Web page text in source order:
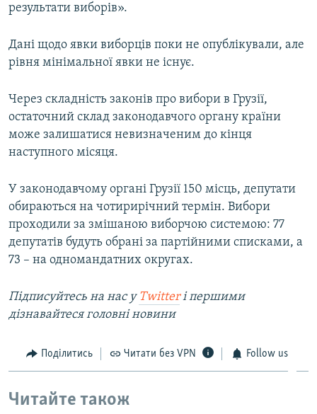
результати виборів».
Дані щодо явки виборців поки не опублікували, але
рівня мінімальної явки не існує.
Через складність законів про вибори в Грузії,
остаточний склад законодавчого органу країни
може залишатися невизначеним до кінця
наступного місяця.
У законодавчому органі Грузії 150 місць, депутати
обираються на чотирирічний термін. Вибори
проходили за змішаною виборчою системою: 77
депутатів будуть обрані за партійними списками, а
73 – на одномандатних округах.
Підписуйтесь на нас у Twitterі першими
дізнавайтеся головні новини
Поділитись Читати без VPN Follow us
Читайте також